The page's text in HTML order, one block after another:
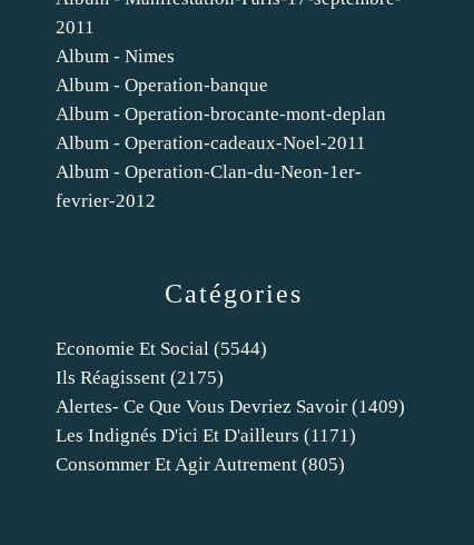
Catégories
Economie Et Social (5544)
Ils Réagissent (2175)
Alertes- Ce Que Vous Devriez Savoir (1409)
Les Indignés D'ici Et D'ailleurs (1171)
Consommer Et Agir Autrement (805)
2011
Album - Nimes
Album - Operation-banque
Album - Operation-brocante-mont-deplan
Album - Operation-cadeaux-Noel-2011
Album - Operation-Clan-du-Neon-1er-
fevrier-2012